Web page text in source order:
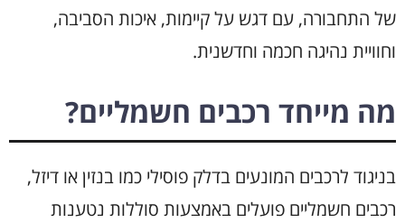
של התחבורה, עם דגש על קיימות, איכות הסביבה,
וחוויית נהיגה חכמה וחדשנית.
מה מייחד רכבים חשמליים?
בניגוד לרכבים המונעים בדלק פוסילי כמו בנזין או דיזל,
רכבים חשמליים פועלים באמצעות סוללות נטענות